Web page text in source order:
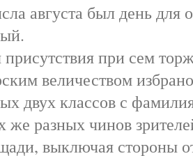
августа был день для
при сем
величеством
двух классов с
же разных чинов
выключая стороны